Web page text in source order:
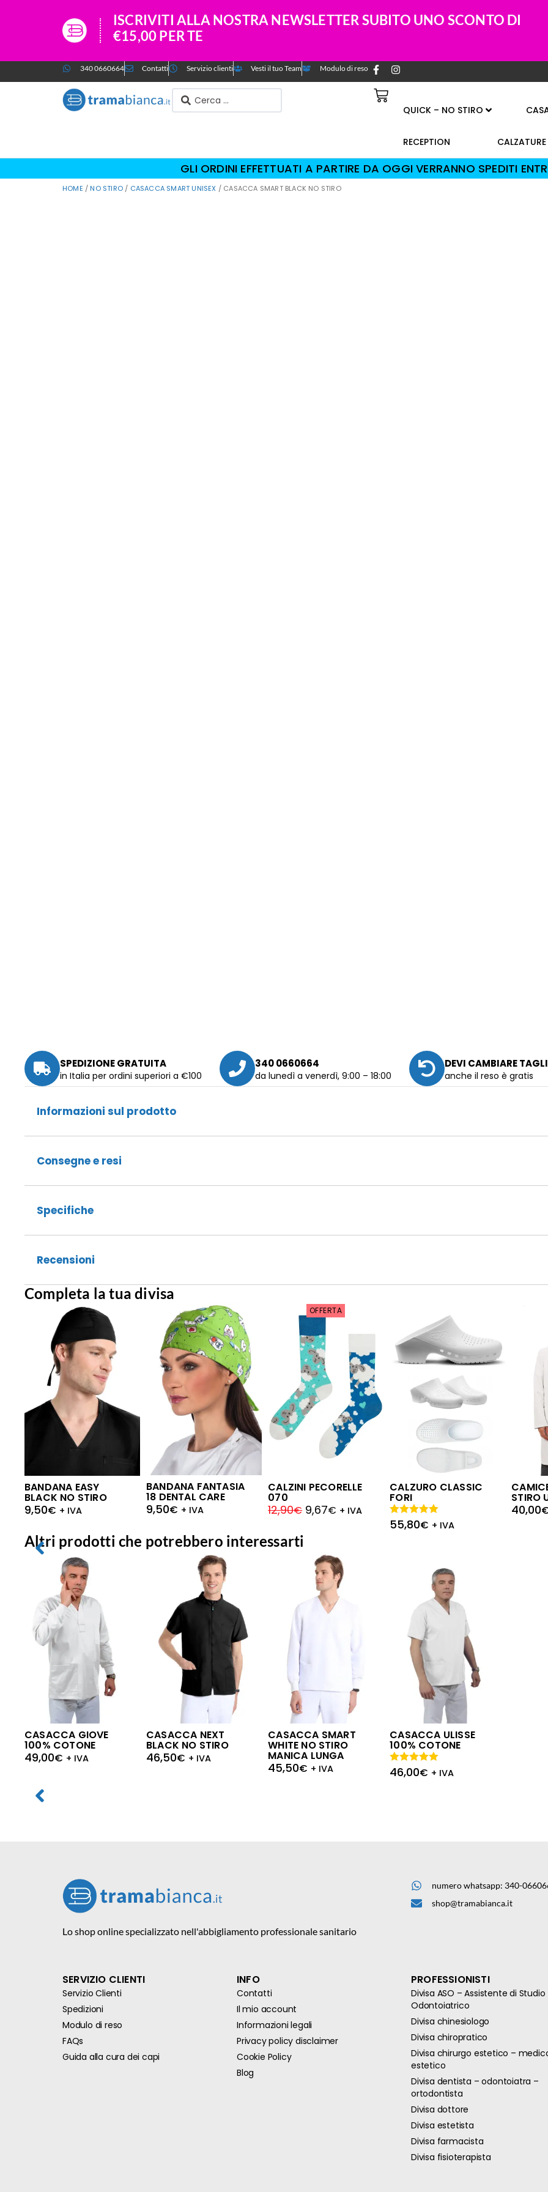
ISCRIVITI ALLA NOSTRA NEWSLETTER SUBITO UNO SCONTO DI
€15,00 PER TE
340 0660664 Contatti Servizio clienti Vesti il tuo Team Modulo di reso
QUICK – NO STIRO
RECEPTION CALZATURE
GLI ORDINI EFFETTUATI A PARTIRE DA OGGI VERRANNO SPEDITI
HOME / NO STIRO / CASACCA SMART UNISEX / CASACCA SMART BLACK NO STIRO
SPEDIZIONE GRATUITA
in Italia per ordini superiori a €100
340 0660664
da lunedì a venerdì, 9:00 – 18:00
DEVI CAMBIARE
anche il reso è gratis
Informazioni sul prodotto
Consegne e resi
Specifiche
Recensioni
Completa la tua divisa
BANDANA EASY
BLACK NO STIRO
9,50€ + IVA
BANDANA FANTASIA
18 DENTAL CARE
9,50€ + IVA
OFFERTA
CALZINI PECORELLE
070
12,90€ 9,67€ + IVA
CALZURO CLASSIC
FORI
55,80€ + IVA
Valutato
5.00 su 5
STIRO
40,00
Altri prodotti che potrebbero interessarti
CASACCA GIOVE
100% COTONE
49,00€ + IVA
CASACCA NEXT
BLACK NO STIRO
46,50€ + IVA
CASACCA SMART
WHITE NO STIRO
MANICA LUNGA
45,50€ + IVA
CASACCA ULISSE
100% COTONE
46,00€ + IVA
Valutato
5.00
Lo shop online specializzato nell'abbigliamento professionale sanitario
numero whatsapp: 340-
shop@tramabianca.it
SERVIZIO CLIENTI
Servizio Clienti
Spedizioni
Modulo di reso
FAQs
Guida alla cura dei capi
INFO
Contatti
Il mio account
Informazioni legali
Privacy policy disclaimer
Cookie Policy
Blog
PROFESSIONISTI
Divisa ASO – Assistente di Studio
Odontoiatrico
Divisa chinesiologo
Divisa chiropratico
Divisa chirurgo estetico –
estetico
Divisa dentista – odontoiatra –
ortodontista
Divisa dottore
Divisa estetista
Divisa farmacista
Divisa fisioterapista